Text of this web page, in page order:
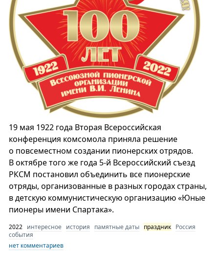
19 мая 1922 года Вторая Всероссийская
конференция комсомола приняла решение
о повсеместном создании пионерских отрядов.
В октябре того же года 5-й Всероссийский съезд
РКСМ постановил объединить все пионерские
отряды, организованные в разных городах страны,
в детскую коммунистическую организацию «Юные
пионеры имени Спартака».
2022 интересное история памятные даты праздник Россия
события
нет комментариев